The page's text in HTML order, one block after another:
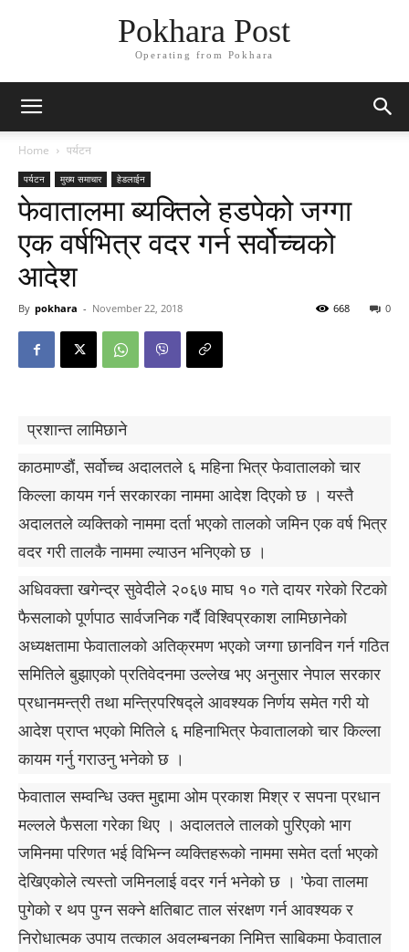
Pokhara Post
Operating from Pokhara
Home पर्यटन
पर्यटन मुख्य समाचार हेडलाईन
फेवातालमा ब्यक्तिले हडपेको जग्गा
एक वर्षभित्र वदर गर्न सर्वोच्चको
आदेश
By pokhara - November 22, 2018 0
668
प्रशान्त लामिछाने
काठमाण्डौं, सर्वोच्च अदालतले ६ महिना भित्र फेवातालको चार
किल्ला कायम गर्न सरकारका नाममा आदेश दिएको छ । यस्तै
अदालतले व्यक्तिको नाममा दर्ता भएको तालको जमिन एक वर्ष भित्र
वदर गरी तालकै नाममा ल्याउन भनिएको छ ।
अधिवक्ता खगेन्द्र सुवेदीले २०६७ माघ १० गते दायर गरेको रिटको
फैसलाको पूर्णपाठ सार्वजनिक गर्दै विश्विप्रकाश लामिछानेको
अध्यक्षतामा फेवातालको अतिक्रमण भएको जग्गा छानविन गर्न गठित
समितिले बुझाएको प्रतिवेदनमा उल्लेख भए अनुसार नेपाल सरकार
प्रधानमन्त्री तथा मन्त्रिपरिषद्ले आवश्यक निर्णय समेत गरी यो
आदेश प्राप्त भएको मितिले ६ महिनाभित्र फेवातालको चार किल्ला
कायम गर्नु गराउनु भनेको छ ।
फेवाताल सम्वन्धि उक्त मुद्दामा ओम प्रकाश मिश्र र सपना प्रधान
मल्लले फैसला गरेका थिए । अदालतले तालको पुरिएको भाग
जमिनमा परिणत भई विभिन्न व्यक्तिहरूको नाममा समेत दर्ता भएको
देखिएकोले त्यस्तो जमिनलाई वदर गर्न भनेको छ । ’फेवा तालमा
पुगेको र थप पुग्न सक्ने क्षतिबाट ताल संरक्षण गर्न आवश्यक र
निरोधात्मक उपाय तत्काल अवलम्बनका निमित्त साबिकमा फेवाताल